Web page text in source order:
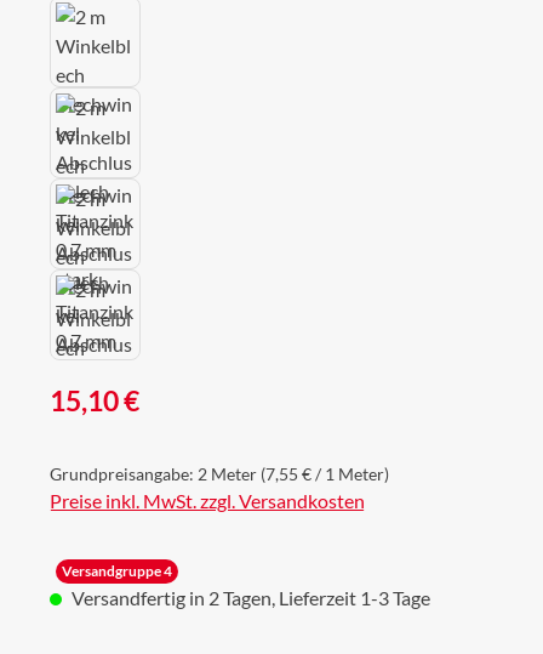
Regulärer Preis:
15,10 €
Grundpreisangabe: 2 Meter (7,55 € / 1 Meter)
Preise inkl. MwSt. zzgl. Versandkosten
Versandgruppe 4
Versandfertig in 2 Tagen, Lieferzeit 1-3 Tage